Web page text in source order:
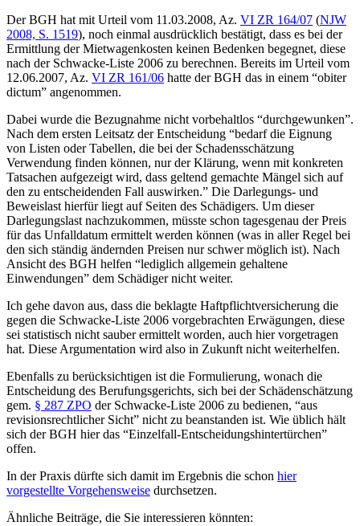
Der BGH hat mit Urteil vom 11.03.2008, Az. VI ZR 164/07 (NJW
2008, S. 1519), noch einmal ausdrücklich bestätigt, dass es bei der
Ermittlung der Mietwagenkosten keinen Bedenken begegnet, diese
nach der Schwacke-Liste 2006 zu berechnen. Bereits im Urteil vom
12.06.2007, Az. VI ZR 161/06 hatte der BGH das in einem “obiter
dictum” angenommen.
Dabei wurde die Bezugnahme nicht vorbehaltlos “durchgewunken”.
Nach dem ersten Leitsatz der Entscheidung “bedarf die Eignung
von Listen oder Tabellen, die bei der Schadensschätzung
Verwendung finden können, nur der Klärung, wenn mit konkreten
Tatsachen aufgezeigt wird, dass geltend gemachte Mängel sich auf
den zu entscheidenden Fall auswirken.” Die Darlegungs- und
Beweislast hierfür liegt auf Seiten des Schädigers. Um dieser
Darlegungslast nachzukommen, müsste schon tagesgenau der Preis
für das Unfalldatum ermittelt werden können (was in aller Regel bei
den sich ständig ändernden Preisen nur schwer möglich ist). Nach
Ansicht des BGH helfen “lediglich allgemein gehaltene
Einwendungen” dem Schädiger nicht weiter.
Ich gehe davon aus, dass die beklagte Haftpflichtversicherung die
gegen die Schwacke-Liste 2006 vorgebrachten Erwägungen, diese
sei statistisch nicht sauber ermittelt worden, auch hier vorgetragen
hat. Diese Argumentation wird also in Zukunft nicht weiterhelfen.
Ebenfalls zu berücksichtigen ist die Formulierung, wonach die
Entscheidung des Berufungsgerichts, sich bei der Schädenschätzung
gem. § 287 ZPO der Schwacke-Liste 2006 zu bedienen, “aus
revisionsrechtlicher Sicht” nicht zu beanstanden ist. Wie üblich hält
sich der BGH hier das “Einzelfall-Entscheidungshintertürchen”
offen.
In der Praxis dürfte sich damit im Ergebnis die schon hier
vorgestellte Vorgehensweise durchsetzen.
Ähnliche Beiträge, die Sie interessieren könnten: